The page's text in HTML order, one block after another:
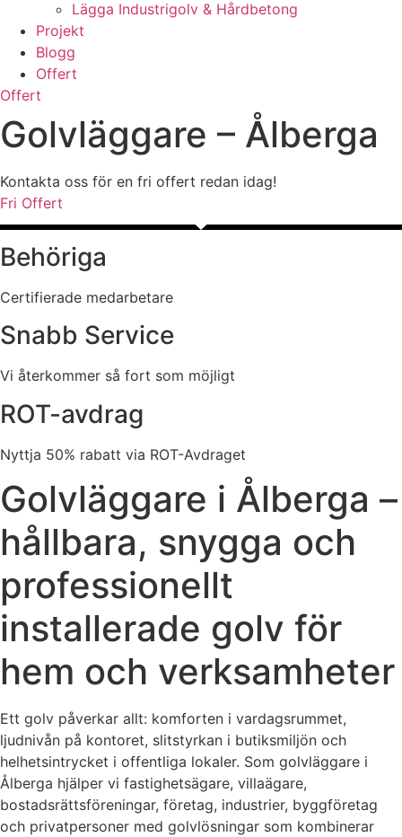
Lägga Industrigolv & Hårdbetong
Projekt
Blogg
Offert
Offert
Golvläggare – Ålberga
Kontakta oss för en fri offert redan idag!
Fri Offert
Behöriga
Certifierade medarbetare
Snabb Service
Vi återkommer så fort som möjligt
ROT-avdrag
Nyttja 50% rabatt via ROT-Avdraget
Golvläggare i Ålberga –
hållbara, snygga och
professionellt
installerade golv för
hem och verksamheter
Ett golv påverkar allt: komforten i vardagsrummet,
ljudnivån på kontoret, slitstyrkan i butiksmiljön och
helhetsintrycket i offentliga lokaler. Som golvläggare i
Ålberga hjälper vi fastighetsägare, villaägare,
bostadsrättsföreningar, företag, industrier, byggföretag
och privatpersoner med golvlösningar som kombinerar